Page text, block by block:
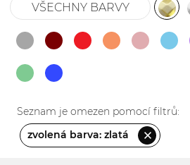
VŠECHNY BARVY
Seznam je omezen pomocí filtrů:
zvolená barva: zlatá